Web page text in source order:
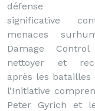
défense
significative
menaces
Damage
nettoyer et
après les
l’Initiative
Peter Gyrich et